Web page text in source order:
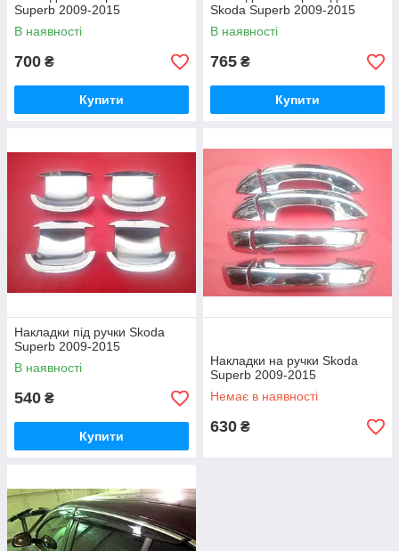
Superb 2009-2015
В наявності
700 ₴
Купити
Skoda Superb 2009-2015
В наявності
765 ₴
Купити
Накладки під ручки Skoda
Superb 2009-2015
В наявності
540 ₴
Купити
Накладки на ручки Skoda
Superb 2009-2015
Немає в наявності
630 ₴